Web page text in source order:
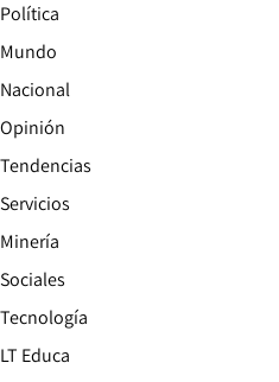
Política
Mundo
Nacional
Opinión
Tendencias
Servicios
Minería
Sociales
Tecnología
LT Educa